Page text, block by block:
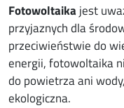
Fotowoltaika jest
przyjaznych dla
przeciwieństwie do
energii, fotowoltaika
do powietrza ani
ekologiczna.